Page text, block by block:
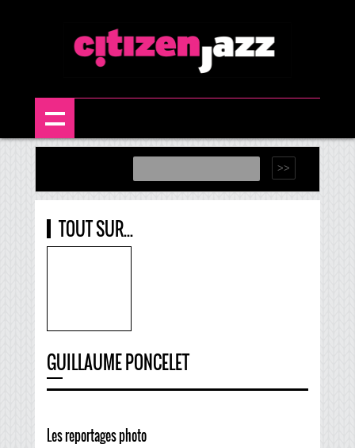
TOUT SUR...
GUILLAUME PONCELET
Les reportages photo